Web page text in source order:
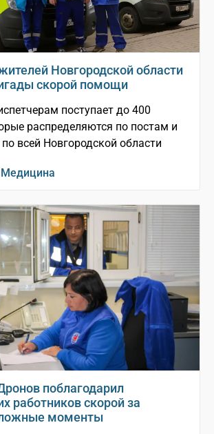
Новгородской области
скорой помощи
поступает до 400
распределяются по постам и
всей Новгородской области
Медицина
поблагодарил
работников скорой за
моменты